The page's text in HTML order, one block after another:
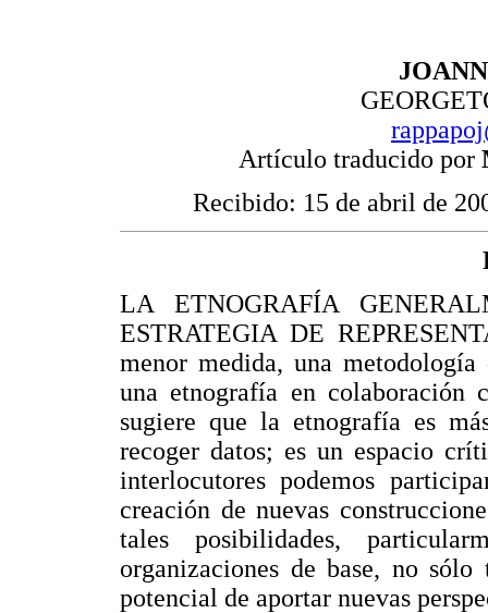
J
Artículo traducido por
Recibido: 15 de abril de
LA ETNOGRAFÍA
ESTRATEGIA DE
menor medida, una
una etnografía en colaboración
sugiere que la etnografía es
recoger datos; es un espacio
interlocutores podemos
creación de nuevas
tales posibilidades,
organizaciones de base, no
potencial de aportar nuevas